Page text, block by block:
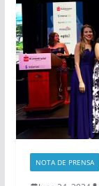
NOTA DE PRENSA